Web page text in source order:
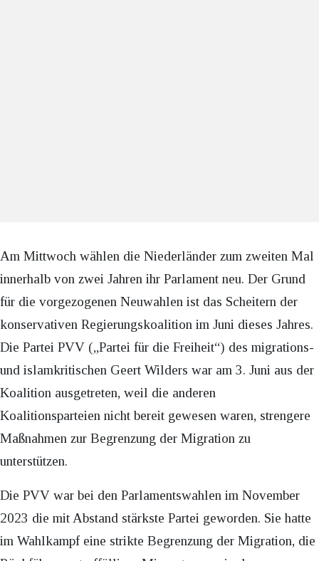
Am Mittwoch wählen die Niederländer zum zweiten Mal
innerhalb von zwei Jahren ihr Parlament neu. Der Grund
für die vorgezogenen Neuwahlen ist das Scheitern der
konservativen Regierungskoalition im Juni dieses Jahres.
Die Partei PVV („Partei für die Freiheit“) des migrations-
und islamkritischen Geert Wilders war am 3. Juni aus der
Koalition ausgetreten, weil die anderen
Koalitionsparteien nicht bereit gewesen waren, strengere
Maßnahmen zur Begrenzung der Migration zu
unterstützen.
Die PVV war bei den Parlamentswahlen im November
2023 die mit Abstand stärkste Partei geworden. Sie hatte
im Wahlkampf eine strikte Begrenzung der Migration, die